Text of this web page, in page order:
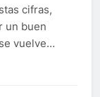
cifras,
un buen
vuelve…